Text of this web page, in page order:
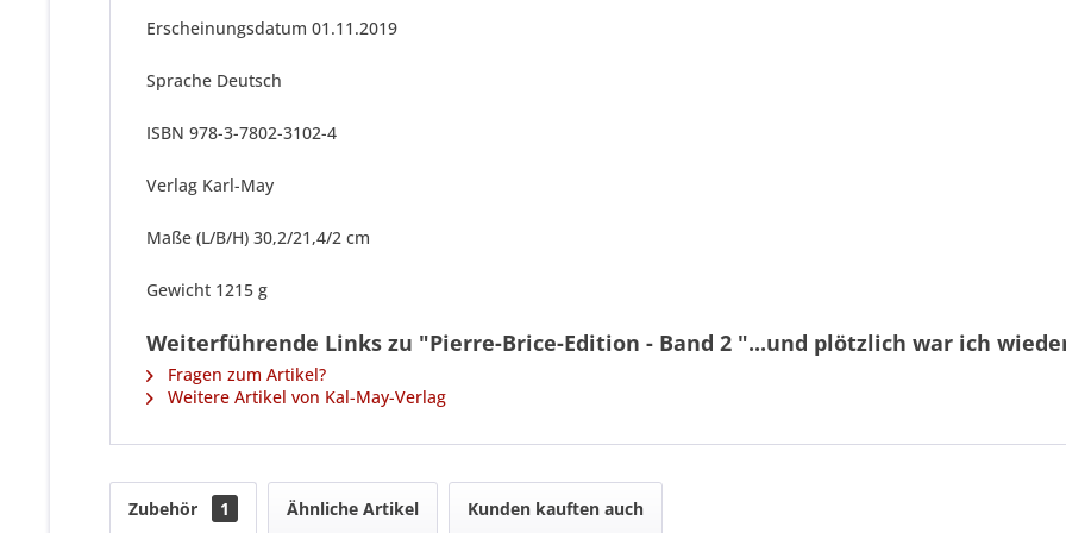
Erscheinungsdatum 01.11.2019
Sprache Deutsch
ISBN 978-3-7802-3102-4
Verlag Karl-May
Maße (L/B/H) 30,2/21,4/2 cm
Gewicht 1215 g
Weiterführende Links zu "Pierre-Brice-Edition - Band 2 "...und plötzlich war ich
Fragen zum Artikel?
Weitere Artikel von Kal-May-Verlag
Zubehör 1 Ähnliche Artikel Kunden kauften auch